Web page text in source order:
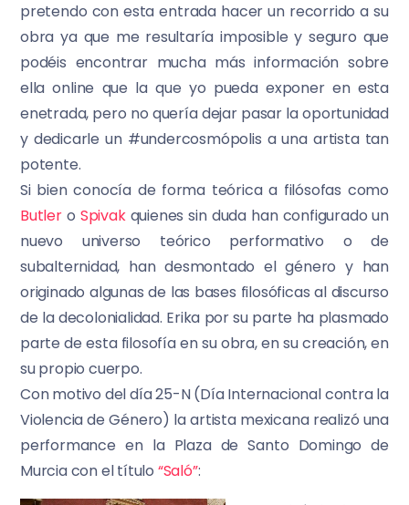
pretendo con esta entrada hacer un recorrido a su
obra ya que me resultaría imposible y seguro que
podéis encontrar mucha más información sobre
ella online que la que yo pueda exponer en esta
enetrada, pero no quería dejar pasar la oportunidad
y dedicarle un #undercosmópolis a una artista tan
potente.
Si bien conocía de forma teórica a filósofas como
Butlero Spivakquienes sin duda han configurado un
nuevo universo teórico performativo o de
subalternidad, han desmontado el género y han
originado algunas de las bases filosóficas al discurso
de la decolonialidad. Erika por su parte ha plasmado
parte de esta filosofía en su obra, en su creación, en
su propio cuerpo.
Con motivo del día 25-N (Día Internacional contra la
Violencia de Género) la artista mexicana realizó una
performance en la Plaza de Santo Domingo de
Murcia con el título “Saló”: